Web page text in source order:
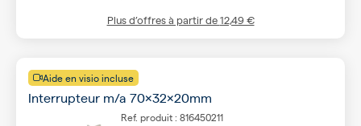
Plus d’offres à partir de12,49 €
Aide en visio incluse
Interrupteur m/a 70x32x20mm
Ref. produit : 816450211